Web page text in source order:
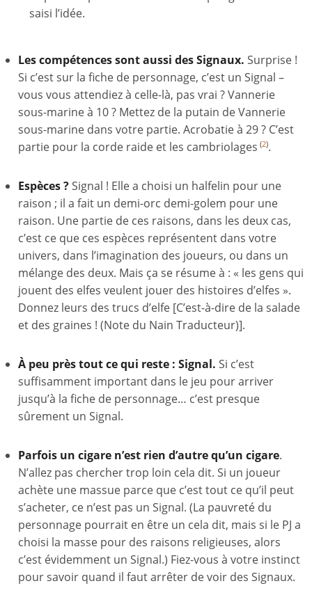
saisi l’idée.
Les compétences sont aussi des Signaux. Surprise !
Si c’est sur la fiche de personnage, c’est un Signal –
vous vous attendiez à celle-là, pas vrai ? Vannerie
sous-marine à 10 ? Mettez de la putain de Vannerie
sous-marine dans votre partie. Acrobatie à 29 ? C’est
partie pour la corde raide et les cambriolages (2).
Espèces ?Signal ! Elle a choisi un halfelin pour une
raison ; il a fait un demi-orc demi-golem pour une
raison. Une partie de ces raisons, dans les deux cas,
c’est ce que ces espèces représentent dans votre
univers, dans l’imagination des joueurs, ou dans un
mélange des deux. Mais ça se résume à : « les gens qui
jouent des elfes veulent jouer des histoires d’elfes ».
Donnez leurs des trucs d’elfe [C’est-à-dire de la salade
et des graines ! (Note du Nain Traducteur)].
À peu près tout ce qui reste : Signal. Si c’est
suffisamment important dans le jeu pour arriver
jusqu’à la fiche de personnage… c’est presque
sûrement un Signal.
Parfois un cigare n’est rien d’autre qu’un cigare.
N’allez pas chercher trop loin cela dit. Si un joueur
achète une massue parce que c’est tout ce qu’il peut
s’acheter, ce n’est pas un Signal. (La pauvreté du
personnage pourrait en être un cela dit, mais si le PJ a
choisi la masse pour des raisons religieuses, alors
c’est évidemment un Signal.) Fiez-vous à votre instinct
pour savoir quand il faut arrêter de voir des Signaux.